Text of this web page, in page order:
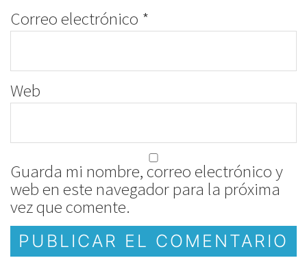
Correo electrónico *
Web
Guarda mi nombre, correo electrónico y
web en este navegador para la próxima
vez que comente.